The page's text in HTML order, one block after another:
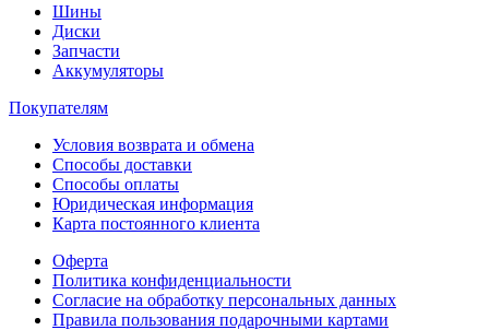
Шины
Диски
Запчасти
Аккумуляторы
Покупателям
Условия возврата и обмена
Способы доставки
Способы оплаты
Юридическая информация
Карта постоянного клиента
Оферта
Политика конфиденциальности
Согласие на обработку персональных данных
Правила пользования подарочными картами